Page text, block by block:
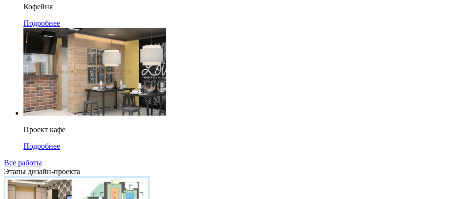
Кофейня
Подробнее
Проект кафе
Подробнее
Все работы
Этапы дизайн-проекта